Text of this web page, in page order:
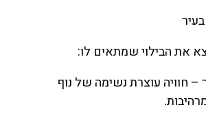
את הבילוי שמתאים לו:
– חוויה עוצרת נשימה של נוף